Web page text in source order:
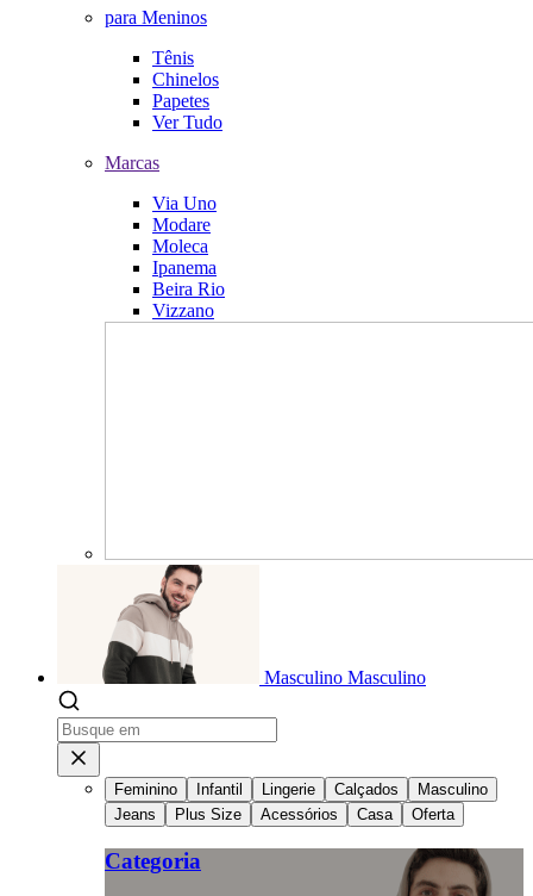
para Meninos
Tênis
Chinelos
Papetes
Ver Tudo
Marcas
Via Uno
Modare
Moleca
Ipanema
Beira Rio
Vizzano
Masculino Masculino
Feminino Infantil Lingerie Calçados
Masculino
Jeans
Plus Size Acessórios Casa Oferta
Categoria